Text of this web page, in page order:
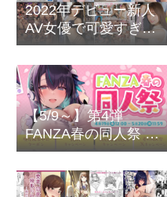
2022年デビュー新人
AV女優で可愛すぎる
と噂の『古川ほの
か』特集
【5/9～】第4弾
FANZA春の同人祭 10
円セール＆
MAX95%OFFセール
も同時開催中